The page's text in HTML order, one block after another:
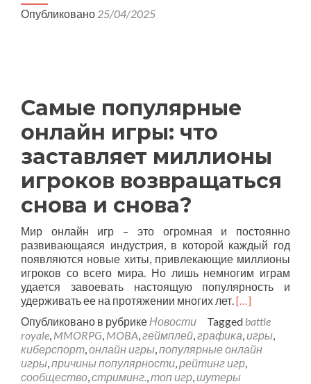
Опубликовано 25/04/2025
Самые популярные
онлайн игры: что
заставляет миллионы
игроков возвращаться
снова и снова?
Мир онлайн игр – это огромная и постоянно
развивающаяся индустрия, в которой каждый год
появляются новые хиты, привлекающие миллионы
игроков со всего мира. Но лишь немногим играм
удается завоевать настоящую популярность и
удерживать ее на протяжении многих лет. […]
Опубликовано в рубрике Новости Tagged battle
royale MMORPG MOBA геймплей графика игры
киберспорт онлайн игры популярные онлайн
игры причины популярности рейтинг игр
сообщество стриминг. топ игр шутеры